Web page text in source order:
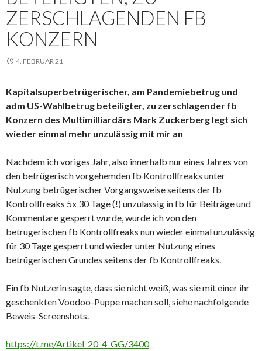
ZERSCHLAGENDEN FB
KONZERN
4. FEBRUAR 21
Kapitalsuperbetrügerischer, am Pandemiebetrug und
adm US-Wahlbetrug beteiligter, zu zerschlagender fb
Konzern des Multimilliardärs Mark Zuckerberg legt sich
wieder einmal mehr unzulässig mit mir an
Nachdem ich voriges Jahr, also innerhalb nur eines Jahres von
den betrügerisch vorgehemden fb Kontrollfreaks unter
Nutzung betrügerischer Vorgangsweise seitens der fb
Kontrollfreaks 5x 30 Tage (!) unzulassig in fb für Beiträge und
Kommentare gesperrt wurde, wurde ich von den
betrugerischen fb Kontrollfreaks nun wieder einmal unzulässig
für 30 Tage gesperrt und wieder unter Nutzung eines
betrügerischen Grundes seitens der fb Kontrollfreaks.
Ein fb Nutzerin sagte, dass sie nicht weiß, was sie mit einer ihr
geschenkten Voodoo-Puppe machen soll, siehe nachfolgende
Beweis-Screenshots.
https://t.me/Artikel_20_4_GG/3400